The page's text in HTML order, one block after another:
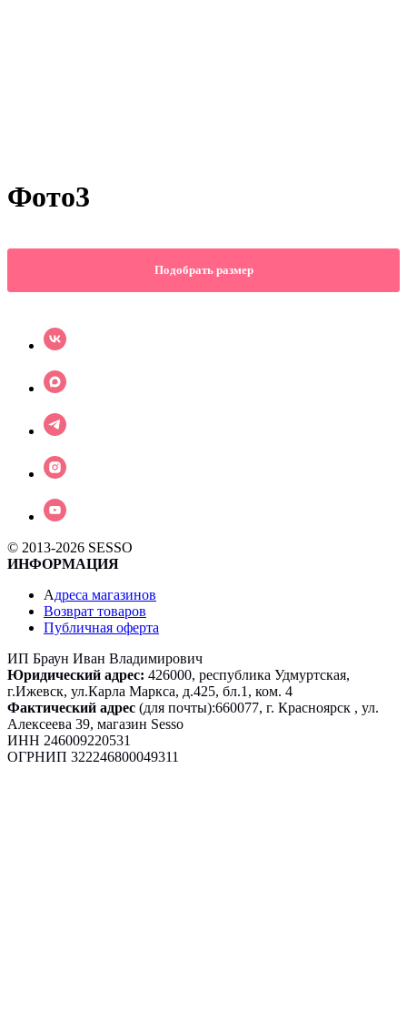
Фото3
Подобрать размер
© 2013-2026 SESSO
ИНФОРМАЦИЯ
Адреса магазинов
Возврат товаров
Публичная оферта
ИП Браун Иван Владимирович
Юридический адрес: 426000, республика Удмуртская,
г.Ижевск, ул.Карла Маркса, д.425, бл.1, ком. 4
Фактический адрес (для почты):660077, г. Красноярск , ул.
Алексеева 39, магазин Sesso
ИНН 246009220531
ОГРНИП 322246800049311